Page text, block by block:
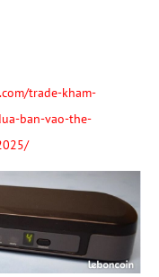
trade-kham-
ban-vao-the-